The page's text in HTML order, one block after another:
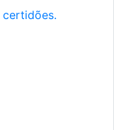
certidões.